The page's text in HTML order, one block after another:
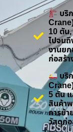
บริ
10 ตัน
ไปจน
งานย
ก่อสร้
บริ
5 ตัน แ
สินค้าพ
การย้า
วัสดุก่